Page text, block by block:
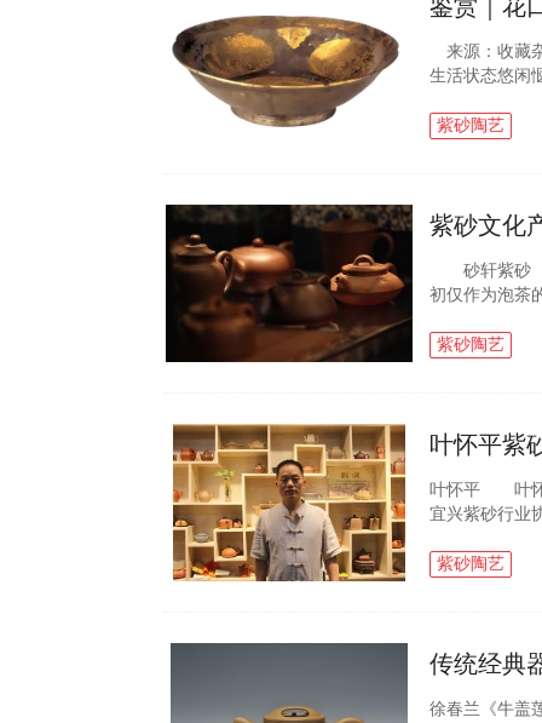
鉴赏｜花
来源：收藏
生活状态悠闲
欧阳修有《示
紫砂陶艺
紫砂文化
砂轩紫砂
初仅作为泡茶
到了清代，文
紫砂陶艺
叶怀平紫
叶怀平 叶怀
宜兴紫砂行业
美术大师倪顺
紫砂陶艺
传统经典
徐春兰《牛